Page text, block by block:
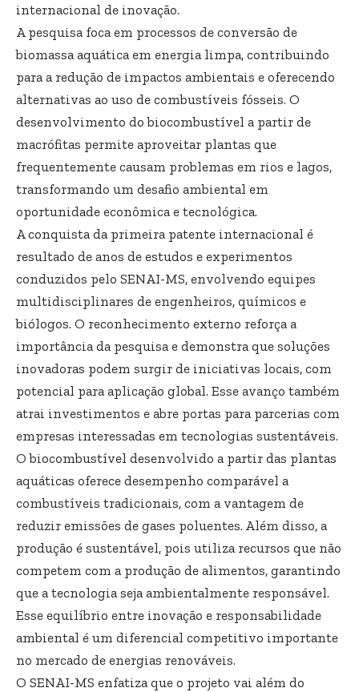
internacional de inovação.
A pesquisa foca em processos de conversão de
biomassa aquática em energia limpa, contribuindo
para a redução de impactos ambientais e oferecendo
alternativas ao uso de combustíveis fósseis. O
desenvolvimento do biocombustível a partir de
macrófitas permite aproveitar plantas que
frequentemente causam problemas em rios e lagos,
transformando um desafio ambiental em
oportunidade econômica e tecnológica.
A conquista da primeira patente internacional é
resultado de anos de estudos e experimentos
conduzidos pelo SENAI-MS, envolvendo equipes
multidisciplinares de engenheiros, químicos e
biólogos. O reconhecimento externo reforça a
importância da pesquisa e demonstra que soluções
inovadoras podem surgir de iniciativas locais, com
potencial para aplicação global. Esse avanço também
atrai investimentos e abre portas para parcerias com
empresas interessadas em tecnologias sustentáveis.
O biocombustível desenvolvido a partir das plantas
aquáticas oferece desempenho comparável a
combustíveis tradicionais, com a vantagem de
reduzir emissões de gases poluentes. Além disso, a
produção é sustentável, pois utiliza recursos que não
competem com a produção de alimentos, garantindo
que a tecnologia seja ambientalmente responsável.
Esse equilíbrio entre inovação e responsabilidade
ambiental é um diferencial competitivo importante
no mercado de energias renováveis.
O SENAI-MS enfatiza que o projeto vai além do